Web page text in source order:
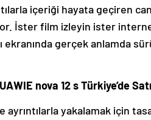
içeriği hayata geçiren
İster film izleyin ister
ekranında gerçek anlamda
nova 12 s Türkiye’de
ayrıntılarla yakalamak için